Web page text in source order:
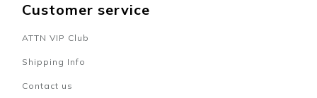
Customer service
ATTN VIP Club
Shipping Info
Contact us